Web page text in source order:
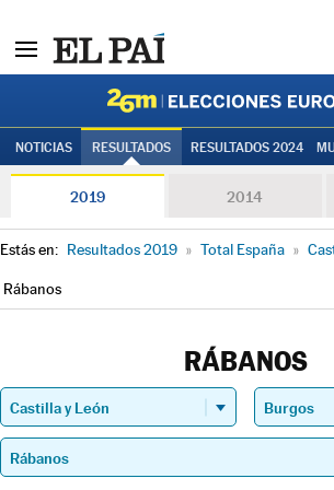
NOTICIAS RESULTADOS RESULTADOS 2024
2019 2014
Estás en: Resultados 2019 » Total España »
Rábanos
RÁBANOS